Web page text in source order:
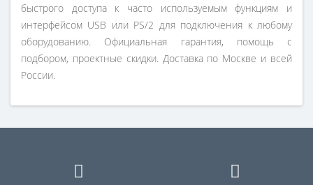
быстрого доступа к часто используемым функциям и
интерфейсом USB или PS/2 для подключения к любому
оборудованию. Официальная гарантия, помощь с
подбором, проектные скидки. Доставка по Москве и всей
России.